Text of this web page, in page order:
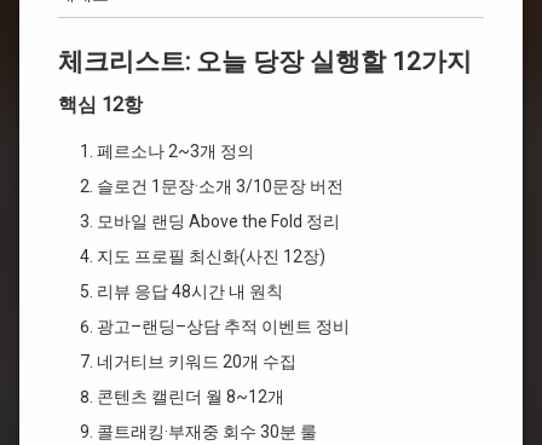
체크리스트: 오늘 당장 실행할 12가지
핵심 12항
페르소나 2~3개 정의
슬로건 1문장·소개 3/10문장 버전
모바일 랜딩 Above the Fold 정리
지도 프로필 최신화(사진 12장)
리뷰 응답 48시간 내 원칙
광고–랜딩–상담 추적 이벤트 정비
네거티브 키워드 20개 수집
콘텐츠 캘린더 월 8~12개
콜트래킹·부재중 회수 30분 룰